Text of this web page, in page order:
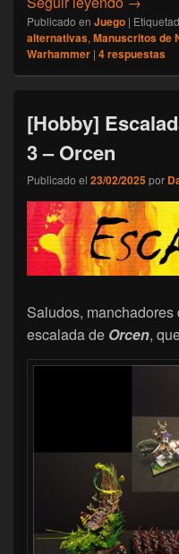
Publicado en Juego |
alternativas, Manuscritos de
Warhammer | 4respuestas
[Hobby]
3 – Orcen
Publicado el 23/02/2025por
Saludos,
escalada de Orcen,